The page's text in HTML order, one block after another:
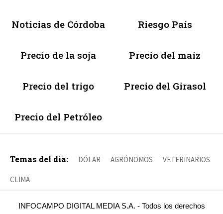
Noticias de Córdoba Riesgo País
Precio de la soja Precio del maíz
Precio del trigo Precio del Girasol
Precio del Petróleo
Temas del día: DÓLAR AGRÓNOMOS VETERINARIOS
CLIMA
INFOCAMPO DIGITAL MEDIA S.A. - Todos los derechos